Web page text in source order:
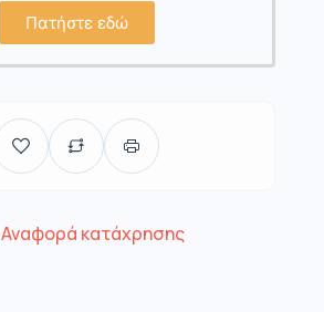
Πατήστε εδώ
Αναφορά κατάχρησης